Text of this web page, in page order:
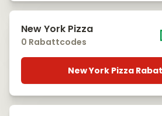
New York Pizza
0 Rabattcodes
New York Pizza